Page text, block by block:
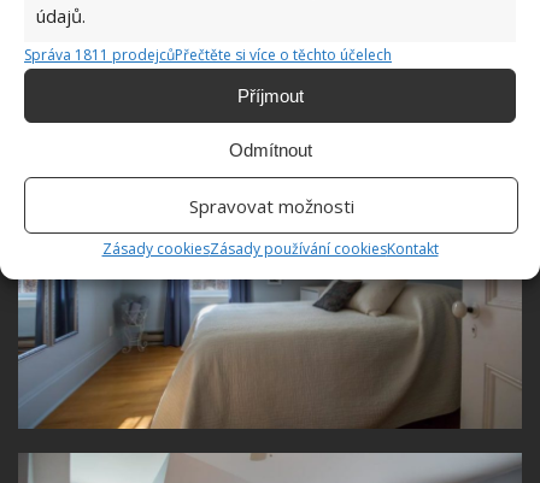
údajů.
Správa 1811 prodejcůPřečtěte si více o těchto účelech
Příjmout
Odmítnout
Spravovat možnosti
Zásady cookiesZásady používání cookiesKontakt